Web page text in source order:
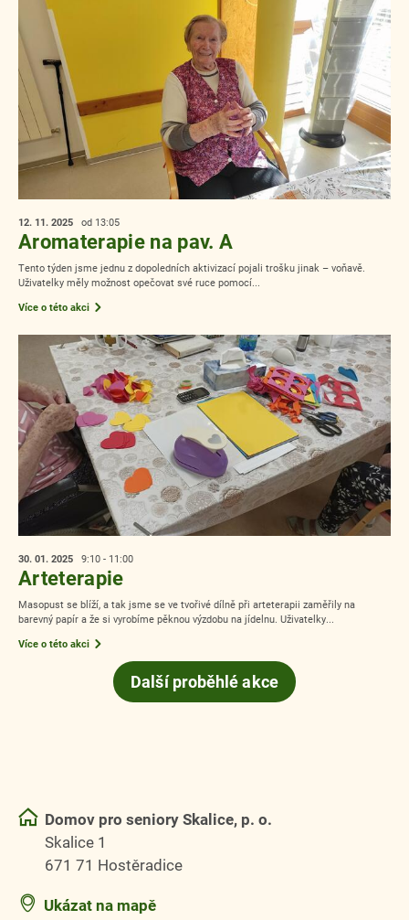
12. 11. 2025 od 13:05
Aromaterapie na pav. A
Tento týden jsme jednu z dopoledních aktivizací pojali trošku jinak – voňavě.
Uživatelky měly možnost opečovat své ruce pomocí...
Více o této akci
30. 01. 2025 9:10 - 11:00
Arteterapie
Masopust se blíží, a tak jsme se ve tvořivé dílně při arteterapii zaměřily na
barevný papír a že si vyrobíme pěknou výzdobu na jídelnu. Uživatelky...
Více o této akci
Další proběhlé akce
Domov pro seniory Skalice, p. o.
Skalice 1
671 71 Hostěradice
Ukázat na mapě